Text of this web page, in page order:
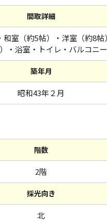
間取詳細
和室（約5帖）・洋室（約8帖
）・浴室・トイレ・バルコニー
築年月
昭和43年２月
階数
2階
採光向き
北